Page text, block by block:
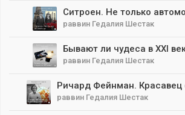
Ситроен. Не только
раввин Гедалия Шестак
Бывают ли чудеса в XXI
раввин Гедалия Шестак
раввин Гедалия Шестак